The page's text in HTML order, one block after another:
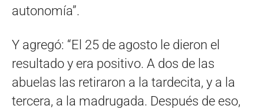
autonomía”.
Y agregó: “El 25 de agosto le dieron el
resultado y era positivo. A dos de las
abuelas las retiraron a la tardecita, y a la
tercera, a la madrugada. Después de eso,